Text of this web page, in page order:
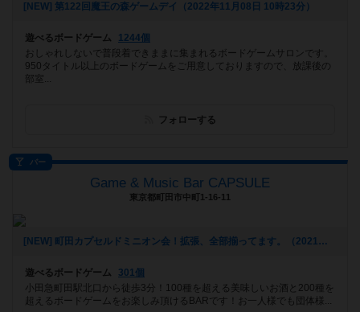
[NEW] 第122回魔王の森ゲームデイ（2022年11月08日 10時23分）
遊べるボードゲーム
1244個
おしゃれしないで普段着できままに集まれるボードゲームサロンです。
950タイトル以上のボードゲームをご用意しておりますので、放課後の
部室...
フォローする
バー
Game & Music Bar CAPSULE
東京都町田市中町1-16-11
[NEW] 町田カプセルドミニオン会！拡張、全部揃ってます。（2021年12月03日 12時35分）
遊べるボードゲーム
301個
小田急町田駅北口から徒歩3分！100種を超える美味しいお酒と200種を
超えるボードゲームをお楽しみ頂けるBARです！お一人様でも団体様...